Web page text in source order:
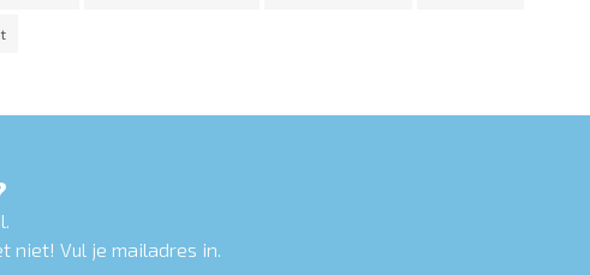
niet! Vul je mailadres in.